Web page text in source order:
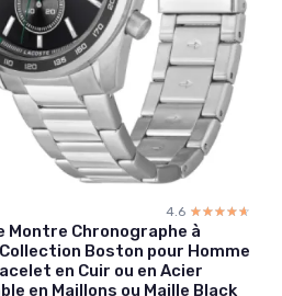
4.6 ☆☆☆☆☆
★★★★★
Montre Chronographe à
Boston pour Homme
en Cuir ou en Acier
en Maillons ou Maille Black